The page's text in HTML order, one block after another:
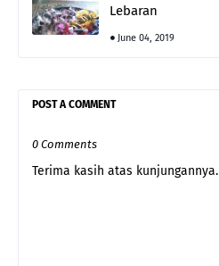
Lebaran
June 04, 2019
POST A COMMENT
0 Comments
Terima kasih atas kunjungannya.